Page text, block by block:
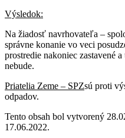
Výsledok:
Na žiadosť navrhovateľa –
správne konanie vo veci
prostredie nakoniec zastavené
nebude.
Priatelia Zeme – SPZsú proti
odpadov.
Tento obsah bol vytvorený
17.06.2022.